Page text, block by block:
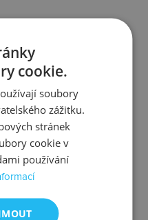
Výměna
cookie.
soubory
zážitku.
stránek
cookie v
používání